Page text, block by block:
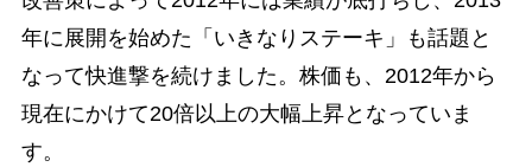
年に展開を始めた「いきなりステーキ」も話題と
なって快進撃を続けました。株価も、2012年から
現在にかけて20倍以上の大幅上昇となっていま
す。